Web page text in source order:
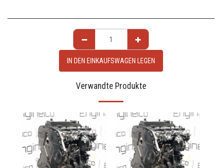
IN DEN EINKAUFSWAGEN LEGEN
Verwandte Produkte